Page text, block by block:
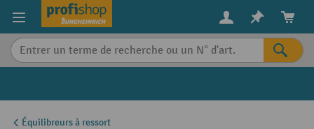
content
Équilibreurs à ressort